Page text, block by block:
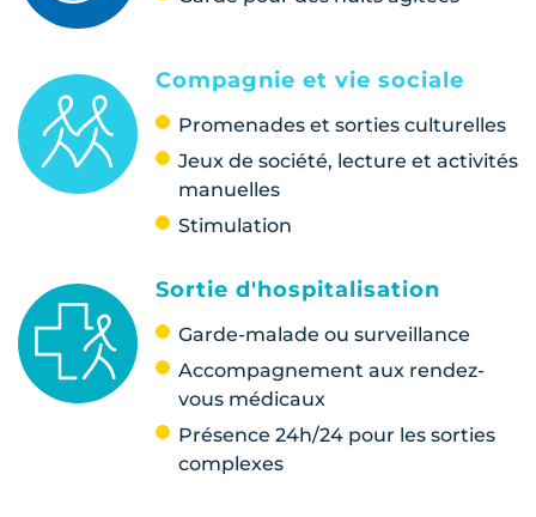
Compagnie et vie sociale
Promenades et sorties culturelles
Jeux de société, lecture et activités
manuelles
Stimulation
Sortie d'hospitalisation
Garde-malade ou surveillance
Accompagnement aux rendez-
vous médicaux
Présence 24h/24 pour les sorties
complexes